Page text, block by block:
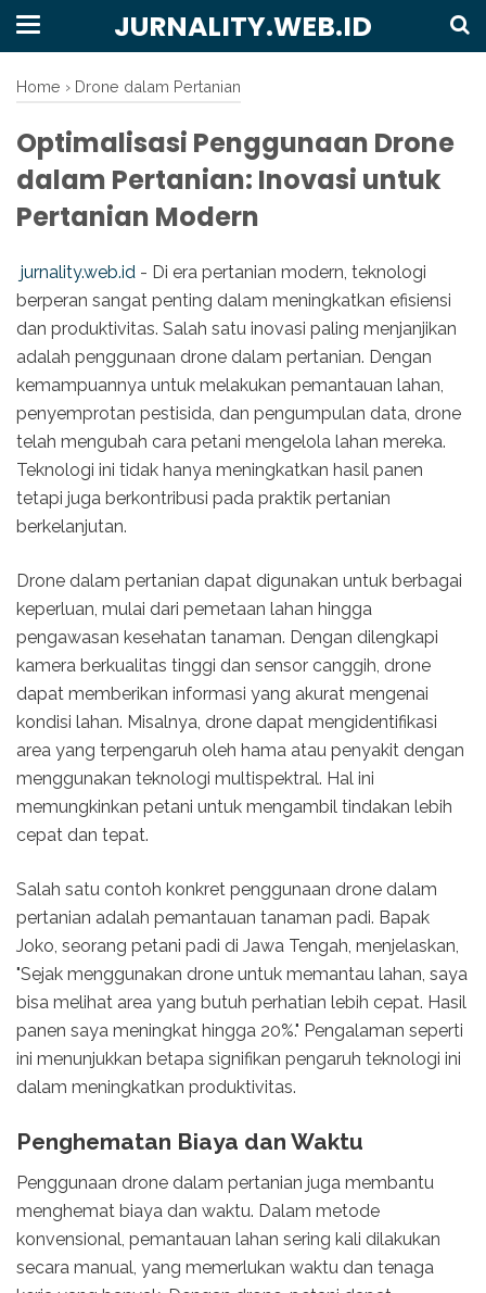
JURNALITY.WEB.ID
Home › Drone dalam Pertanian
Optimalisasi Penggunaan Drone
dalam Pertanian: Inovasi untuk
Pertanian Modern
jurnality.web.id - Di era pertanian modern, teknologi
berperan sangat penting dalam meningkatkan efisiensi
dan produktivitas. Salah satu inovasi paling menjanjikan
adalah penggunaan drone dalam pertanian. Dengan
kemampuannya untuk melakukan pemantauan lahan,
penyemprotan pestisida, dan pengumpulan data, drone
telah mengubah cara petani mengelola lahan mereka.
Teknologi ini tidak hanya meningkatkan hasil panen
tetapi juga berkontribusi pada praktik pertanian
berkelanjutan.
Drone dalam pertanian dapat digunakan untuk berbagai
keperluan, mulai dari pemetaan lahan hingga
pengawasan kesehatan tanaman. Dengan dilengkapi
kamera berkualitas tinggi dan sensor canggih, drone
dapat memberikan informasi yang akurat mengenai
kondisi lahan. Misalnya, drone dapat mengidentifikasi
area yang terpengaruh oleh hama atau penyakit dengan
menggunakan teknologi multispektral. Hal ini
memungkinkan petani untuk mengambil tindakan lebih
cepat dan tepat.
Salah satu contoh konkret penggunaan drone dalam
pertanian adalah pemantauan tanaman padi. Bapak
Joko, seorang petani padi di Jawa Tengah, menjelaskan,
"Sejak menggunakan drone untuk memantau lahan, saya
bisa melihat area yang butuh perhatian lebih cepat. Hasil
panen saya meningkat hingga 20%." Pengalaman seperti
ini menunjukkan betapa signifikan pengaruh teknologi ini
dalam meningkatkan produktivitas.
Penghematan Biaya dan Waktu
Penggunaan drone dalam pertanian juga membantu
menghemat biaya dan waktu. Dalam metode
konvensional, pemantauan lahan sering kali dilakukan
secara manual, yang memerlukan waktu dan tenaga